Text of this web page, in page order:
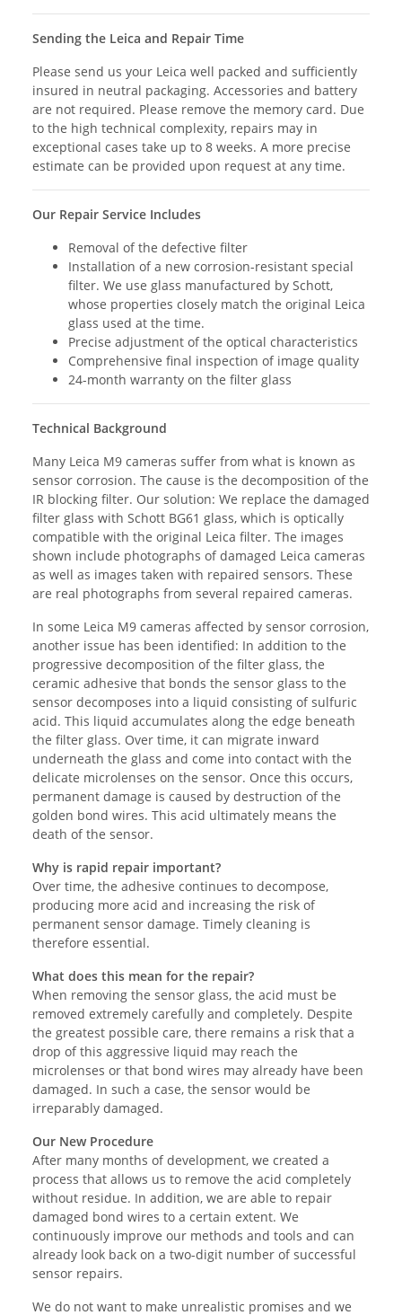
Sending the Leica and Repair Time
Please send us your Leica well packed and sufficiently
insured in neutral packaging. Accessories and battery
are not required. Please remove the memory card. Due
to the high technical complexity, repairs may in
exceptional cases take up to 8 weeks. A more precise
estimate can be provided upon request at any time.
Our Repair Service Includes
Removal of the defective filter
Installation of a new corrosion-resistant special
filter. We use glass manufactured by Schott,
whose properties closely match the original Leica
glass used at the time.
Precise adjustment of the optical characteristics
Comprehensive final inspection of image quality
24-month warranty on the filter glass
Technical Background
Many Leica M9 cameras suffer from what is known as
sensor corrosion. The cause is the decomposition of the
IR blocking filter. Our solution: We replace the damaged
filter glass with Schott BG61 glass, which is optically
compatible with the original Leica filter. The images
shown include photographs of damaged Leica cameras
as well as images taken with repaired sensors. These
are real photographs from several repaired cameras.
In some Leica M9 cameras affected by sensor corrosion,
another issue has been identified: In addition to the
progressive decomposition of the filter glass, the
ceramic adhesive that bonds the sensor glass to the
sensor decomposes into a liquid consisting of sulfuric
acid. This liquid accumulates along the edge beneath
the filter glass. Over time, it can migrate inward
underneath the glass and come into contact with the
delicate microlenses on the sensor. Once this occurs,
permanent damage is caused by destruction of the
golden bond wires. This acid ultimately means the
death of the sensor.
Why is rapid repair important?
Over time, the adhesive continues to decompose,
producing more acid and increasing the risk of
permanent sensor damage. Timely cleaning is
therefore essential.
What does this mean for the repair?
When removing the sensor glass, the acid must be
removed extremely carefully and completely. Despite
the greatest possible care, there remains a risk that a
drop of this aggressive liquid may reach the
microlenses or that bond wires may already have been
damaged. In such a case, the sensor would be
irreparably damaged.
Our New Procedure
After many months of development, we created a
process that allows us to remove the acid completely
without residue. In addition, we are able to repair
damaged bond wires to a certain extent. We
continuously improve our methods and tools and can
already look back on a two-digit number of successful
sensor repairs.
We do not want to make unrealistic promises and we